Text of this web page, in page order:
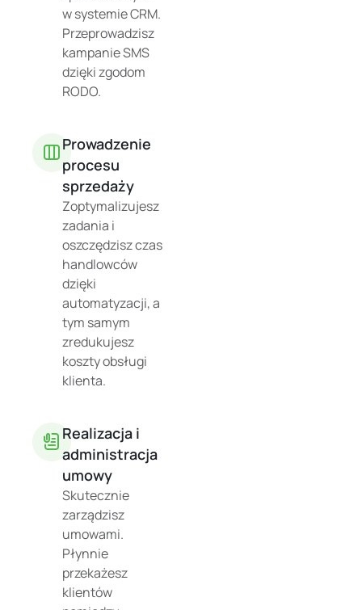
w systemie CRM.
Przeprowadzisz
kampanie SMS
dzięki zgodom
RODO.
Prowadzenie
procesu
sprzedaży
Zoptymalizujesz
zadania i
oszczędzisz czas
handlowców
dzięki
automatyzacji, a
tym samym
zredukujesz
koszty obsługi
klienta.
Realizacja i
administracja
umowy
Skutecznie
zarządzisz
umowami.
Płynnie
przekażesz
klientów